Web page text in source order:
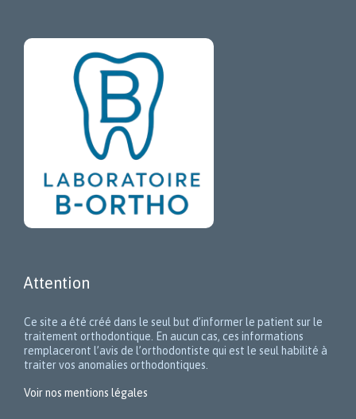
Attention
Ce site a été créé dans le seul but d’informer le patient sur le
traitement orthodontique. En aucun cas, ces informations
remplaceront l’avis de l’orthodontiste qui est le seul habilité à
traiter vos anomalies orthodontiques.
Voir nos mentions légales